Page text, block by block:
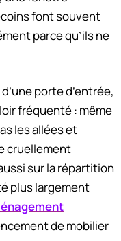
font souvent
parce qu’ils ne
porte d’entrée,
fréquenté : même
les allées et
cruellement
sur la répartition
plus largement
de mobilier